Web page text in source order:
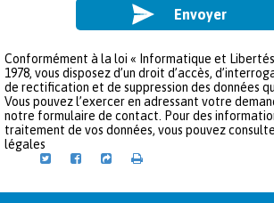
Conformément à la loi « Informatique et Libertés
1978, vous disposez d’un droit d’accès,
de rectification et de suppression des données
Vous pouvez l’exercer en adressant votre
notre formulaire de contact. Pour des
traitement de vos données, vous pouvez
légales